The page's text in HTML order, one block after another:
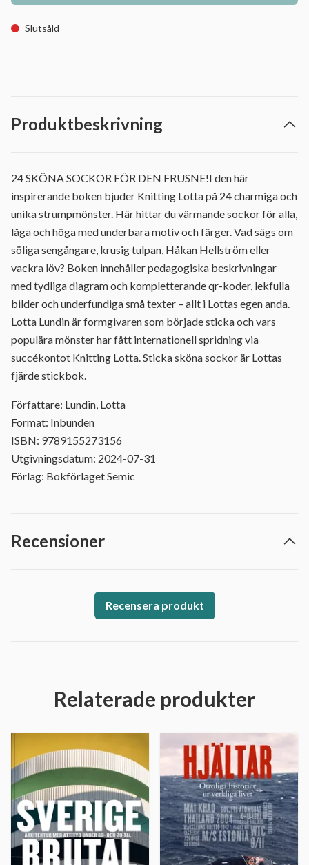
Slutsåld
Produktbeskrivning
24 SKÖNA SOCKOR FÖR DEN FRUSNE!I den här
inspirerande boken bjuder Knitting Lotta på 24 charmiga och
unika strumpmönster. Här hittar du värmande sockor för alla,
låga och höga med underbara motiv och färger. Vad sägs om
söliga sengångare, krusig tulpan, Håkan Hellström eller
vackra löv? Boken innehåller pedagogiska beskrivningar
med tydliga diagram och kompletterande qr-koder, lekfulla
bilder och underfundiga små texter – allt i Lottas egen anda.
Lotta Lundin är formgivaren som började sticka och vars
populära mönster har fått internationell spridning via
succékontot Knitting Lotta. Sticka sköna sockor är Lottas
fjärde stickbok.
Författare: Lundin, Lotta
Format: Inbunden
ISBN: 9789155273156
Utgivningsdatum: 2024-07-31
Förlag: Bokförlaget Semic
Recensioner
Recensera produkt
Relaterade produkter